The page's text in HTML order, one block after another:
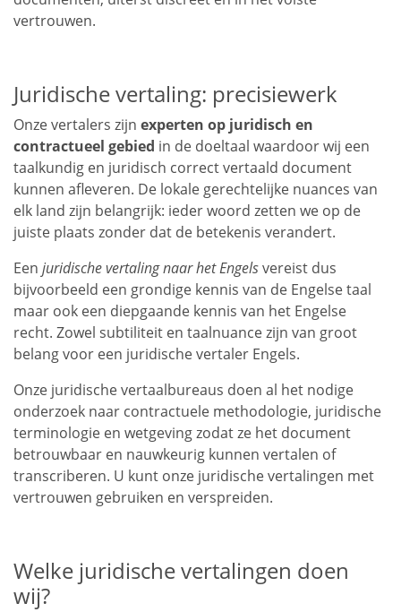
vertrouwen.
Juridische vertaling: precisiewerk
Onze vertalers zijn experten op juridisch en
contractueel gebied in de doeltaal waardoor wij een
taalkundig en juridisch correct vertaald document
kunnen afleveren. De lokale gerechtelijke nuances van
elk land zijn belangrijk: ieder woord zetten we op de
juiste plaats zonder dat de betekenis verandert.
Een juridische vertaling naar het Engelsvereist dus
bijvoorbeeld een grondige kennis van de Engelse taal
maar ook een diepgaande kennis van het Engelse
recht. Zowel subtiliteit en taalnuance zijn van groot
belang voor een juridische vertaler Engels.
Onze juridische vertaalbureaus doen al het nodige
onderzoek naar contractuele methodologie, juridische
terminologie en wetgeving zodat ze het document
betrouwbaar en nauwkeurig kunnen vertalen of
transcriberen. U kunt onze juridische vertalingen met
vertrouwen gebruiken en verspreiden.
Welke juridische vertalingen doen
wij?